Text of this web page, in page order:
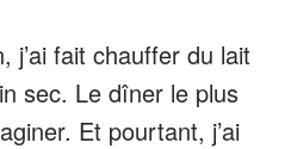
j’ai fait chauffer du lait
sec. Le dîner le plus
Et pourtant, j’ai